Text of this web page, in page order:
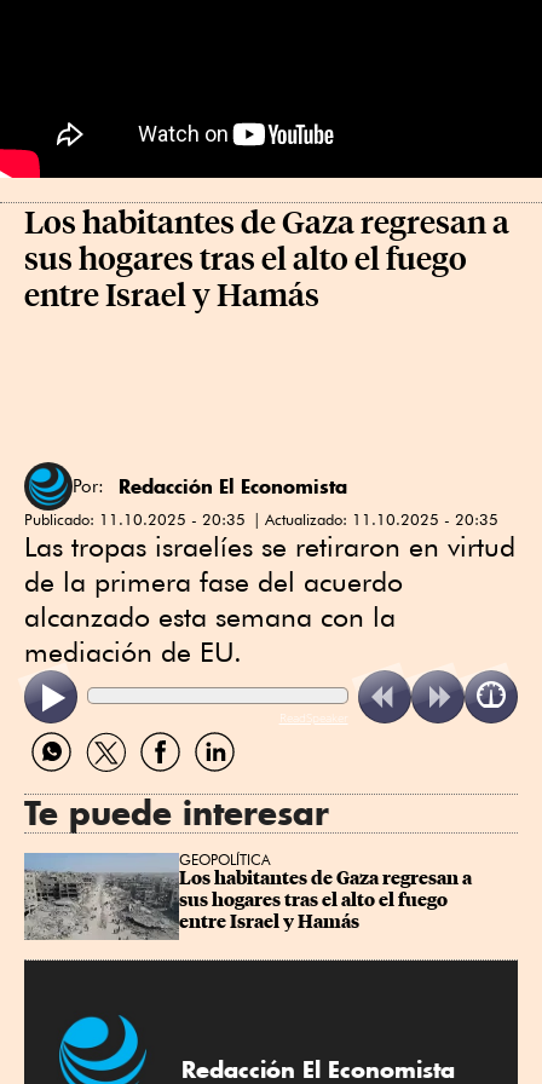
Los habitantes de Gaza regresan a
sus hogares tras el alto el fuego
entre Israel y Hamás
Por: Redacción El Economista
Publicado: 11.10.2025 - 20:35 Actualizado: 11.10.2025 - 20:35
Las tropas israelíes se retiraron en virtud
de la primera fase del acuerdo
alcanzado esta semana con la
mediación de EU.
ReadSpeaker
Compartir
por
Compartir
por
Compartir
por
Compartir
por
Te puede interesar
GEOPOLÍTICA
Los habitantes de Gaza regresan a
sus hogares tras el alto el fuego
entre Israel y Hamás
Redacción El Economista